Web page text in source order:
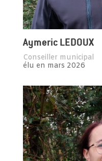
Aymeric LEDOUX
Conseiller municipal
élu en mars 2026